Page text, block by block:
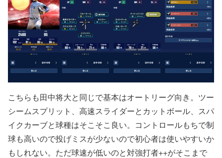
こちらも田中将大と同じで基本はオートリーグ向き。ツー
シームスプリット、高速スライダーとカットボール、スパ
イクカーブと球種はそこそこ良い。コントロールもちで制
球も高いので投げミスが少ないので初心者は使いやすいか
もしれない。ただ球速が低いのと対強打者++がそこまで